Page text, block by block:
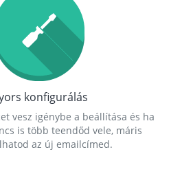
konfigurálás
vesz igénybe a beállítása és ha
is több teendőd vele, máris
az új emailcímed.